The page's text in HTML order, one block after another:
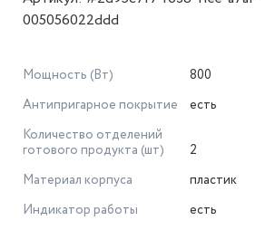
005056022ddd
Мощность (Вт)
800
Антипригарное покрытие
есть
Количество отделений
готового продукта (шт)
2
Материал корпуса
пластик
Индикатор работы
есть